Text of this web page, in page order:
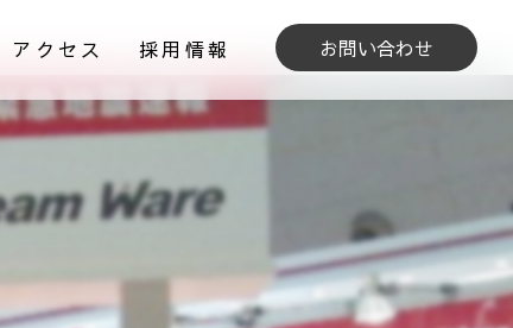
アクセス 採用情報 お問い合わせ